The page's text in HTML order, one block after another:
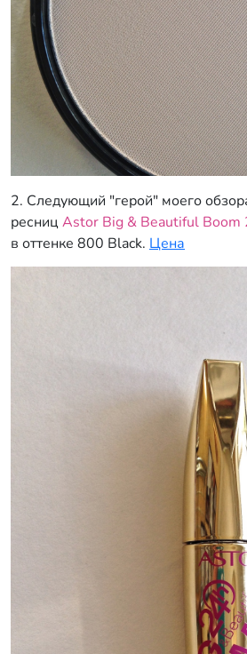
2. Следующий "герой" моего
ресницAstor Big & Beautiful Boom
в оттенке 800 Black. Цена